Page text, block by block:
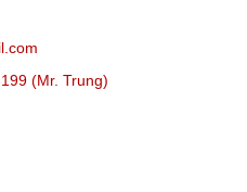
(Mr. Trung)